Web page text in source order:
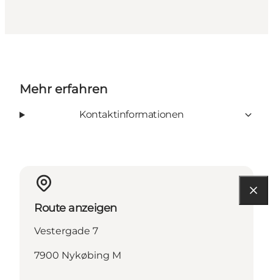
Mehr erfahren
Kontaktinformationen
Route anzeigen
Vestergade 7
7900 Nykøbing M